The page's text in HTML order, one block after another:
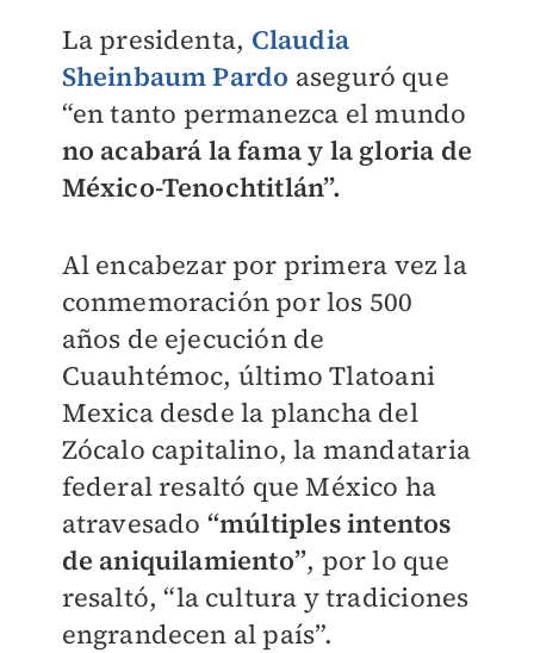
La presidenta, Claudia
Sheinbaum Pardo aseguró que
“en tanto permanezca el mundo
no acabará la fama y la gloria de
México-Tenochtitlán”.
Al encabezar por primera vez la
conmemoración por los 500
años de ejecución de
Cuauhtémoc, último Tlatoani
Mexica desde la plancha del
Zócalo capitalino, la mandataria
federal resaltó que México ha
atravesado “múltiples intentos
de aniquilamiento”, por lo que
resaltó, “la cultura y tradiciones
engrandecen al país”.